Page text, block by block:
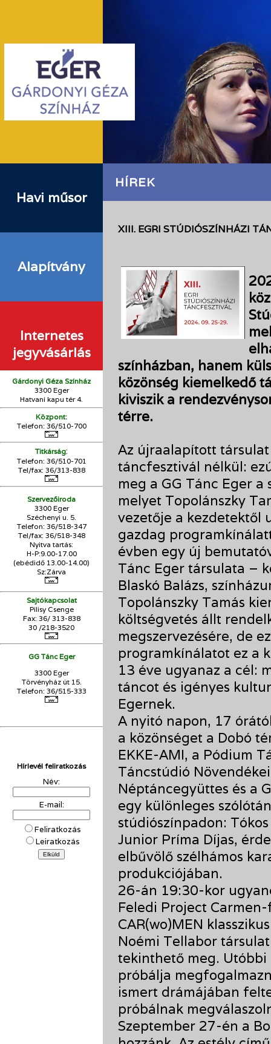
Havi műsor
Alapítvány
Internetes
jegyvásárlás
Gárdonyi Géza Színház
3300 Eger
Hatvani kapu tér 4.
Központ:
Telefon: 36/510-700
Titkárság:
Telefon: 36/510-701
Tel/fax: 36/313-838
Szervezőiroda
3300 Eger
Széchenyi u. 5.
Telefon: 36/518-347
Tel/fax: 36/518-348
Nyitva tartás:
H-P:9.00-17.00
(ebédidő 13.00-14.00)
Sz:Zárva
Sajtókapcsolat
Pilisy Csenge
Fax: 36/ 313-838
30 /218-3520
GG Tánc Eger
3300 Eger
Törvényház út 15.
Telefon: 36/515-333
Hírlevél feliratkozás
Név:
E-mail:
Feliratkozás
Leiratkozás
HÍREK
XIII. EGRI STÚDIÓSZÍNHÁZI
színházban, hanem
közönség kiemelkedő
kiviszik a
térre.
Az újraalapított
táncfesztivál nélkül:
meg a GG Tánc Eger
melyet Topolánszky
vezetője a kezdetektől
gazdag
évben egy új
Tánc Eger társulata –
Blaskó Balázs,
Topolánszky Tamás
költségvetés állt
megszervezésére, de
programkínálatot ez a
13 éve ugyanaz a cél:
táncot és igényes
Egernek.
A nyitó napon, 17
a közönséget a Dobó
EKKE-AMI, a Pódium
Táncstúdió
Néptáncegyüttes és a
egy különleges
stúdiószínpadon:
Junior Príma Díjas,
elbűvölő szélhámos
produkciójában.
26-án 19:30-kor
Feledi Project
CAR(wo)MEN
Noémi Tellabor
tekinthető meg. Utóbbi
próbálja
ismert drámájában
próbálnak
Szeptember 27-én a